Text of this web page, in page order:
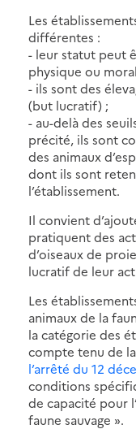
Les
différentes :
- leur statut peut
physique ou
- ils sont des
(but lucratif) ;
- au-delà des
précité, ils sont
des animaux
dont ils sont
l’établissement.
Il convient
pratiquent des
d’oiseaux de
lucratif de leur
Les
animaux de la
la catégorie des
compte tenu de
l’arrêté du 12
conditions
de capacité pour
faune sauvage ».